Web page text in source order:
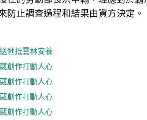
防止調查過程和結果由資方決定。
牠抵雲林安養
創作打動人心
創作打動人心
創作打動人心
創作打動人心